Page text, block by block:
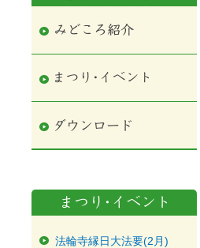
法輪寺縁日大法要(2月)